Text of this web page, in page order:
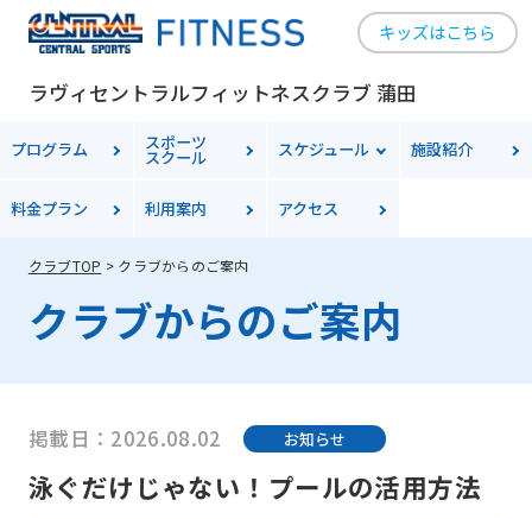
キッズはこちら
ラヴィセントラルフィットネスクラブ 蒲田
プログラム スポーツ
スクール スケジュール 施設紹介
料金プラン 利用案内 アクセス
クラブTOP クラブからのご案内
クラブからのご案内
掲載日：2026.08.02 お知らせ
泳ぐだけじゃない！プールの活用方法